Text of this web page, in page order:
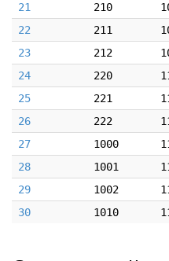
21
210
22
211
23
212
24
220
25
221
26
222
27
1000
28
1001
29
1002
30
1010